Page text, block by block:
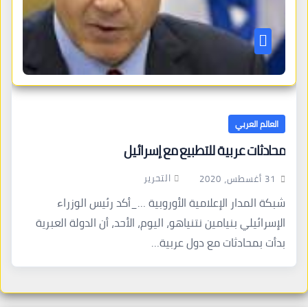
العالم العربي
محادثات عربية للتطبيع مع إسرائيل
31 أغسطس، 2020 التحرير
شبكة المدار الإعلامية الأوروبية …_أكد رئيس الوزراء
الإسرائيلي بنيامين نتنياهو، اليوم، الأحد، أن الدولة العبرية
بدأت بمحادثات مع دول عربية…